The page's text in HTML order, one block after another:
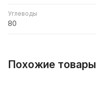
Углеводы
80
Похожие товары